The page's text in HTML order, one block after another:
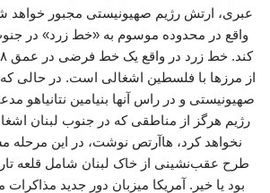
عبری، ارتش رژیم صهیونیستی مجبور خواهد
واقع در محدوده موسوم به «خط زرد» در
از مرزها با فلسطین اشغالی است. در حالی
صهیونیستی و در راس آنها بنیامین نتانیاهو
رژیم هرگز از مناطقی که در جنوب لبنان
نخواهد کرد، هاآرتص نوشت، در این
طرح عقب‌نشینی از خاک لبنان شامل قلعه
بود یا خیر. آمریکا میزبان دور جدید مذاکرات